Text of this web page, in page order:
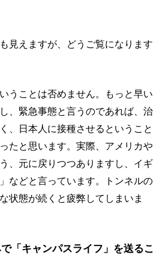
見えますが、どうご覧になります
うことは否めません。もっと早い
、緊急事態と言うのであれば、治
、日本人に接種させるということ
たと思います。実際、アメリカや
、元に戻りつつありますし、イギ
などと言っています。トンネルの
状態が続くと疲弊してしまいま
「キャンパスライフ」を送るこ